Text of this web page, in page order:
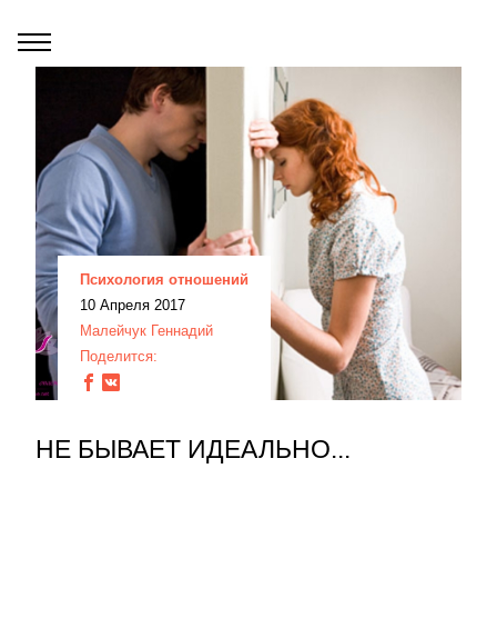
Психология отношений
10 Апреля 2017
Малейчук Геннадий
Поделится:
НЕ БЫВАЕТ ИДЕАЛЬНО...